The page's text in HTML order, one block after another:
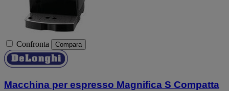
Confronta Compara
Macchina per espresso Magnifica S Compatta